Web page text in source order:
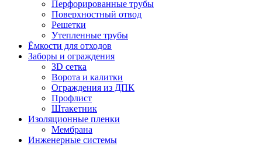
Перфорированные трубы
Поверхностный отвод
Решетки
Утепленные трубы
Ёмкости для отходов
Заборы и ограждения
3D сетка
Ворота и калитки
Ограждения из ДПК
Профлист
Штакетник
Изоляционные пленки
Мембрана
Инженерные системы